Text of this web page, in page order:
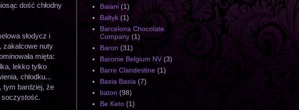
dość chłodny
słodycz i
zakalcowe nuty
mięta:
lekko tylko
chłodku...
tym bardziej, że
soczystość.
Baiani (1)
Bałtyk (1)
Barcelona Chocolate
Company (1)
Baron (31)
Baronie Belgium NV (3)
Barre Clandestine (1)
Basia Basia (7)
baton (98)
Be Keto (1)